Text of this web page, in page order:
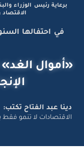
برعاية رئيس الوزراء
الاقتصاد
في احتفالها
«أموال الغد»
دينا عبد الفتاح تكتب:
الاقتصادات لا تنمو فقط